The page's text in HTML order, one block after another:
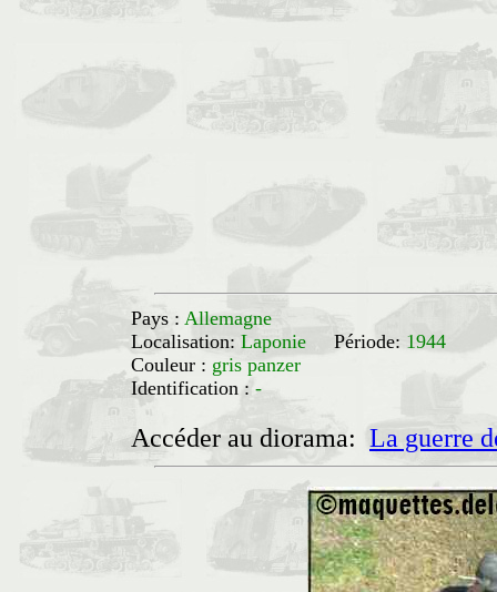
Pays : Allemagne
Localisation: Laponie Période: 1944
Couleur : gris panzer
Identification : -
Accéder au diorama: La guerre